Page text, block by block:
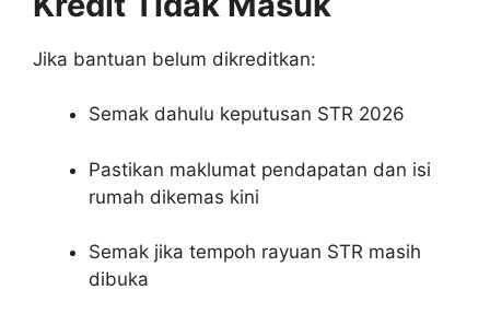
Jika bantuan belum dikreditkan:
Semak dahulu keputusan STR 2026
Pastikan maklumat pendapatan dan isi
rumah dikemas kini
Semak jika tempoh rayuan STR masih
dibuka